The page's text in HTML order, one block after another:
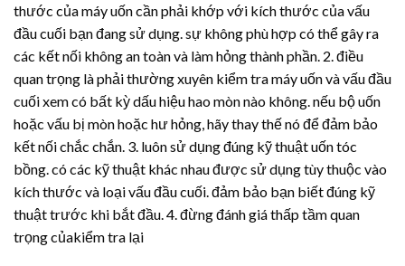
thước của máy uốn cần phải khớp với kích thước của vấu
đầu cuối bạn đang sử dụng. sự không phù hợp có thể gây ra
các kết nối không an toàn và làm hỏng thành phần. 2. điều
quan trọng là phải thường xuyên kiểm tra máy uốn và vấu đầu
cuối xem có bất kỳ dấu hiệu hao mòn nào không. nếu bộ uốn
hoặc vấu bị mòn hoặc hư hỏng, hãy thay thế nó để đảm bảo
kết nối chắc chắn. 3. luôn sử dụng đúng kỹ thuật uốn tóc
bồng. có các kỹ thuật khác nhau được sử dụng tùy thuộc vào
kích thước và loại vấu đầu cuối. đảm bảo bạn biết đúng kỹ
thuật trước khi bắt đầu. 4. đừng đánh giá thấp tầm quan
trọng củakiểm tra lại